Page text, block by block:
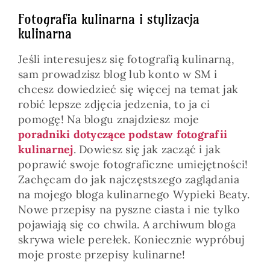
Fotografia kulinarna i stylizacja
kulinarna
Jeśli interesujesz się fotografią kulinarną,
sam prowadzisz blog lub konto w SM i
chcesz dowiedzieć się więcej na temat jak
robić lepsze zdjęcia jedzenia, to ja ci
pomogę! Na blogu znajdziesz moje
poradniki dotyczące podstaw fotografii
kulinarnej. Dowiesz się jak zacząć i jak
poprawić swoje fotograficzne umiejętności!
Zachęcam do jak najczęstszego zaglądania
na mojego bloga kulinarnego Wypieki Beaty.
Nowe przepisy na pyszne ciasta i nie tylko
pojawiają się co chwila. A archiwum bloga
skrywa wiele perełek. Koniecznie wypróbuj
moje proste przepisy kulinarne!